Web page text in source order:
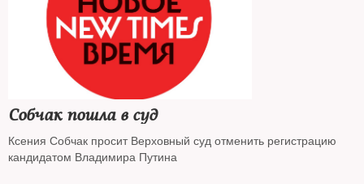
Собчак пошла в суд
Ксения Собчак просит Верховный суд отменить регистрацию
кандидатом Владимира Путина